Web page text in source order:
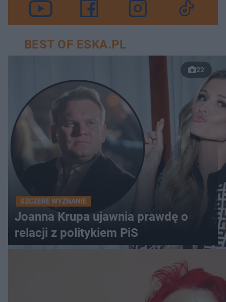
BEST OF ESKA.PL
22
SZCZERE WYZNANIE
Joanna Krupa ujawnia prawdę o
relacji z politykiem PiS